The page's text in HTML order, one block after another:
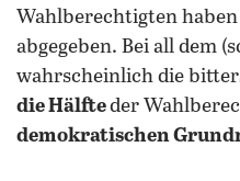
Wahlberechtigten
abgegeben. Bei all dem
wahrscheinlich die
die Hälfteder
demokratischen